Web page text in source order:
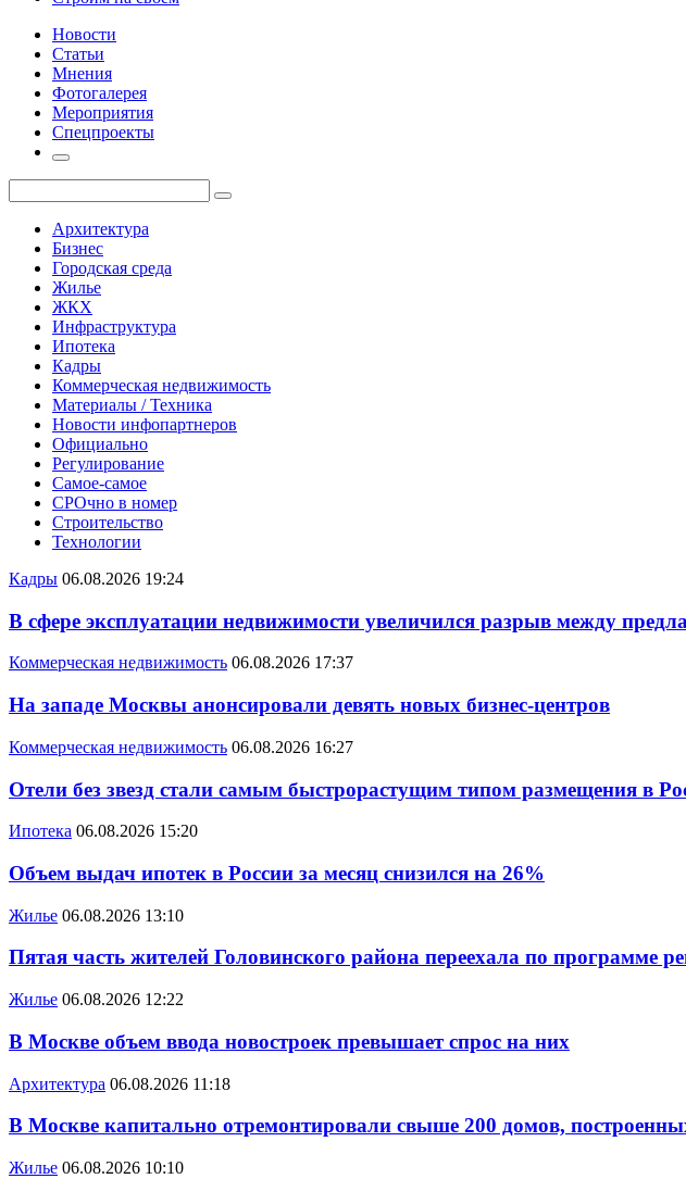
Новости
Статьи
Мнения
Фотогалерея
Мероприятия
Спецпроекты
Архитектура
Бизнес
Городская среда
Жилье
ЖКХ
Инфраструктура
Ипотека
Кадры
Коммерческая недвижимость
Материалы / Техника
Новости инфопартнеров
Официально
Регулирование
Самое-самое
СРОчно в номер
Строительство
Технологии
Кадры 06.08.2026 19:24
В сфере эксплуатации недвижимости увеличился разрыв между
Коммерческая недвижимость 06.08.2026 17:37
На западе Москвы анонсировали девять новых бизнес-центров
Коммерческая недвижимость 06.08.2026 16:27
Отели без звезд стали самым быстрорастущим типом размещения в
Ипотека 06.08.2026 15:20
Объем выдач ипотек в России за месяц снизился на 26%
Жилье 06.08.2026 13:10
Пятая часть жителей Головинского района переехала по программе
Жилье 06.08.2026 12:22
В Москве объем ввода новостроек превышает спрос на них
Архитектура 06.08.2026 11:18
В Москве капитально отремонтировали свыше 200 домов,
Жилье 06.08.2026 10:10